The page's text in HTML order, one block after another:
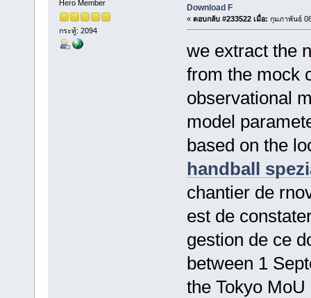
Hero Member
กระทู้: 2094
Download F
« ตอบกลับ #233522 เมื่อ: กุมภาพันธ์
we extract the
from the mock
observational
model
based on the
handball
chantier de
est de
gestion de ce
between 1
the Tokyo